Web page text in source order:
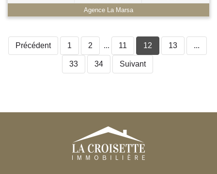
Agence La Marsa
Précédent 1 2 ... 11 12 13 ...
33 34 Suivant